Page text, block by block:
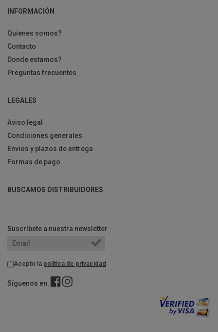
INFORMACIÓN
Quienes somos?
Contacto
Donde estamos?
Preguntas frecuentes
LEGALES
Aviso legal
Condiciones generales
Envios y plazos de entrega
Formas de pago
BUSCAMOS DISTRIBUIDORES
Suscríbete a nuestra newsletter
Acepto la política de privacidad
Síguenos en: